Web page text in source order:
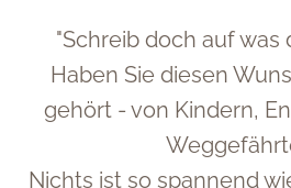
"Schreib doch auf was
Haben Sie diesen
gehört - von Kindern,
Nichts ist so spannend